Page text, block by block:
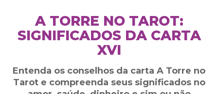
A TORRE NO TAROT:
SIGNIFICADOS DA CARTA
XVI
Entenda os conselhos da carta A Torre no
Tarot e compreenda seus significados no